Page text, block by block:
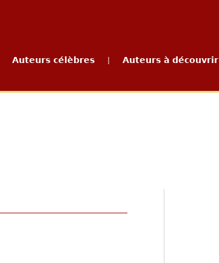
Auteurs célèbres Auteurs à découvrir